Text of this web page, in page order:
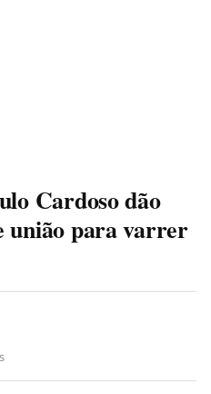
Cardoso dão
união para varrer